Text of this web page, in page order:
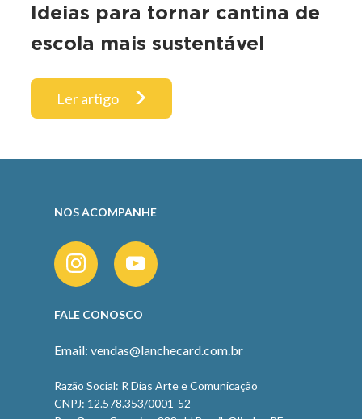
Ideias para tornar cantina de
escola mais sustentável
Ler artigo
NOS ACOMPANHE
FALE CONOSCO
Email: vendas@lanchecard.com.br
Razão Social: R Dias Arte e Comunicação
CNPJ: 12.578.353/0001-52